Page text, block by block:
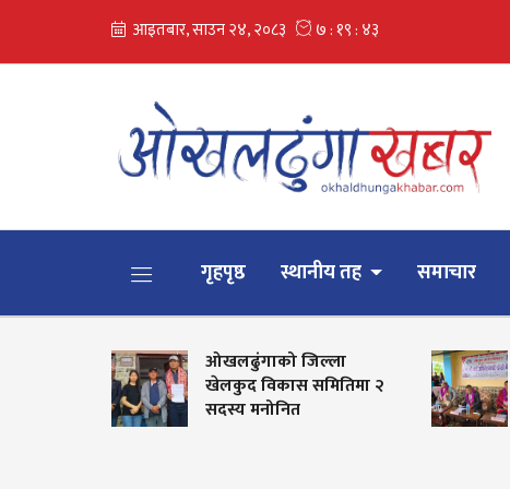
गृहपृष्ठ स्थानीय तह समाचार
ओखलढुंगाको जिल्ला
खेलकुद विकास समितिमा २
सदस्य मनोनित